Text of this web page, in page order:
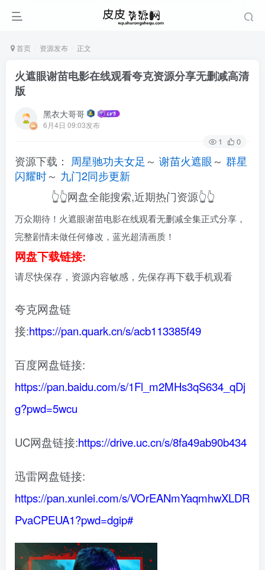
首页 资源发布 正文
火遮眼谢苗电影在线观看夸克资源分享无删减高清
版
黑衣大哥哥
6月4日 09:03发布
1 0
资源下载： 周星驰功夫女足 ～ 谢苗火遮眼～ 群星
闪耀时～ 九门2同步更新
👆👆网盘全能搜索,近期热门资源👆👆
万众期待！火遮眼谢苗电影在线观看无删减全集正式分享，
完整剧情未做任何修改，蓝光超清画质！
网盘下载链接:
请尽快保存，资源内容敏感，先保存再下载手机观看
夸克网盘链
接:https://pan.quark.cn/s/acb113385f49
百度网盘链接:
https://pan.baidu.com/s/1Fl_m2MHs3qS634_qDj
g?pwd=5wcu
UC网盘链接:https://drive.uc.cn/s/8fa49ab90b434
迅雷网盘链接:
https://pan.xunlei.com/s/VOrEANmYaqmhwXLDR
PvaCPEUA1?pwd=dgip#